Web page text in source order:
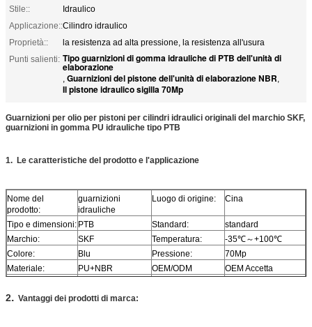
Stile::
Idraulico
Applicazione::Cilindro idraulico
Proprietà::
la resistenza ad alta pressione, la resistenza all'usura
Punti salienti: Tipo guarnizioni di gomma idrauliche di PTB dell'unità di
elaborazione
, Guarnizioni del pistone dell'unità di elaborazione NBR,
Il pistone idraulico sigilla 70Mp
Guarnizioni per olio per pistoni per cilindri idraulici originali del marchio SKF,
guarnizioni in gomma PU idrauliche tipo PTB
1. Le caratteristiche del prodotto e l'applicazione
Nome del
prodotto:
guarnizioni
idrauliche
Luogo di origine: Cina
Tipo e dimensioni: PTB Standard:
standard
Marchio:
SKF Temperatura: -35℃～+100℃
Colore:
Blu Pressione:
70Mp
Materiale:
PU+NBR OEM/ODM
OEM Accetta
MOQ:
30 pezzi
2. Vantaggi dei prodotti di marca: